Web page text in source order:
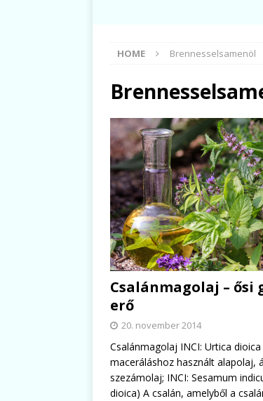
HOME Brennesselsamenöl
Csalánmagolaj – ősi
erő
20. november 2014
Csalánmagolaj INCI: Urtica dioica
maceráláshoz használt alapolaj,
szezámolaj; INCI: Sesamum
dioica) A csalán, amelyből a